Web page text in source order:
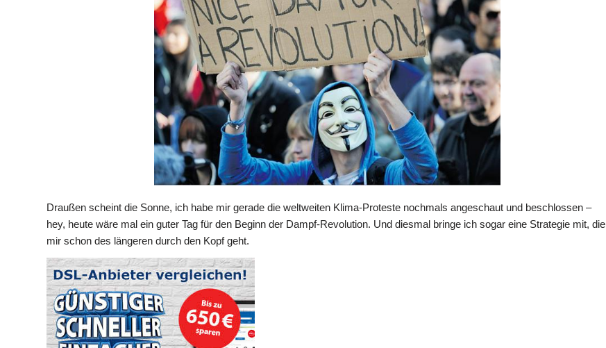
Draußen scheint die Sonne, ich habe mir gerade die weltweiten Klima-Proteste nochmals angeschaut und beschlossen –
hey, heute wäre mal ein guter Tag für den Beginn der Dampf-Revolution. Und diesmal bringe ich sogar eine Strategie mit, die
mir schon des längeren durch den Kopf geht.